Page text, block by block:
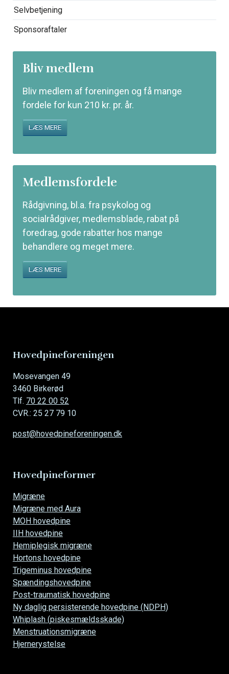
Selvbetjening
Sponsoraftaler
Bliv medlem
Bliv medlem af foreningen og få mange
fordele for kun 210 kr. pr. år.
LÆS MERE
Medlemsfordele
Rådgivning, bl.a. fra psykolog og
socialrådgiver, medlemsblade, rabat på
foredrag, gode rabatter hos mange
behandlere og meget mere.
LÆS MERE
Hovedpineforeningen
Mosevangen 49
3460 Birkerød
Tlf. 70 22 00 52
CVR.: 25 27 79 10
post@hovedpineforeningen.dk
Hovedpineformer
navigationen
Migræne
Migræne med Aura
MOH hovedpine
IIH hovedpine
Hemiplegisk migræne
Hortons hovedpine
Trigeminus hovedpine
Spændingshovedpine
Post-traumatisk hovedpine
Ny daglig persisterende hovedpine (NDPH)
Whiplash (piskesmældsskade)
Menstruationsmigræne
Hjernerystelse